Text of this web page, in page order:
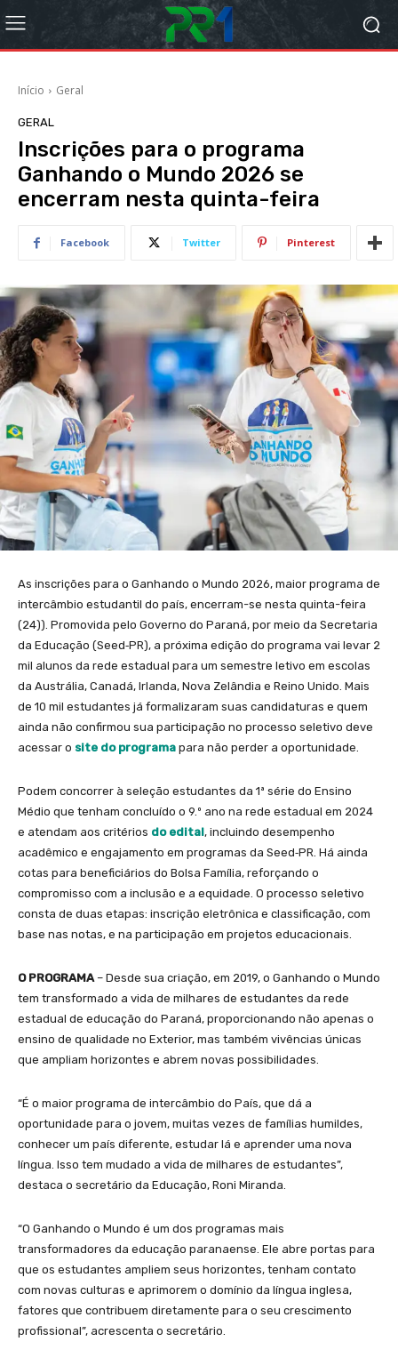
Início Geral
GERAL
Inscrições para o programa
Ganhando o Mundo 2026 se
encerram nesta quinta-feira
Facebook Twitter Pinterest
As inscrições para o Ganhando o Mundo 2026, maior programa de
intercâmbio estudantil do país, encerram-se nesta quinta-feira
(24)). Promovida pelo Governo do Paraná, por meio da Secretaria
da Educação (Seed‑PR), a próxima edição do programa vai levar 2
mil alunos da rede estadual para um semestre letivo em escolas
da Austrália, Canadá, Irlanda, Nova Zelândia e Reino Unido. Mais
de 10 mil estudantes já formalizaram suas candidaturas e quem
ainda não confirmou sua participação no processo seletivo deve
acessar o site do programa para não perder a oportunidade.
Podem concorrer à seleção estudantes da 1ª série do Ensino
Médio que tenham concluído o 9.º ano na rede estadual em 2024
e atendam aos critérios do edital, incluindo desempenho
acadêmico e engajamento em programas da Seed‑PR. Há ainda
cotas para beneficiários do Bolsa Família, reforçando o
compromisso com a inclusão e a equidade. O processo seletivo
consta de duas etapas: inscrição eletrônica e classificação, com
base nas notas, e na participação em projetos educacionais.
O PROGRAMA – Desde sua criação, em 2019, o Ganhando o Mundo
tem transformado a vida de milhares de estudantes da rede
estadual de educação do Paraná, proporcionando não apenas o
ensino de qualidade no Exterior, mas também vivências únicas
que ampliam horizontes e abrem novas possibilidades.
“É o maior programa de intercâmbio do País, que dá a
oportunidade para o jovem, muitas vezes de famílias humildes,
conhecer um país diferente, estudar lá e aprender uma nova
língua. Isso tem mudado a vida de milhares de estudantes”,
destaca o secretário da Educação, Roni Miranda.
“O Ganhando o Mundo é um dos programas mais
transformadores da educação paranaense. Ele abre portas para
que os estudantes ampliem seus horizontes, tenham contato
com novas culturas e aprimorem o domínio da língua inglesa,
fatores que contribuem diretamente para o seu crescimento
profissional”, acrescenta o secretário.